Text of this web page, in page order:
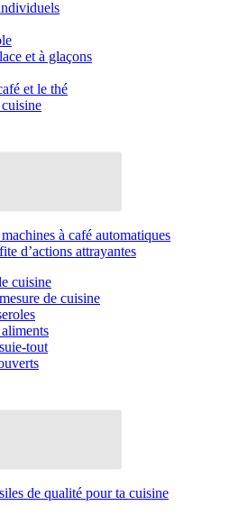
et à glaçons
et le thé
à café automatiques
d’actions attrayantes
cuisine
de cuisine
tout
de qualité pour ta cuisine